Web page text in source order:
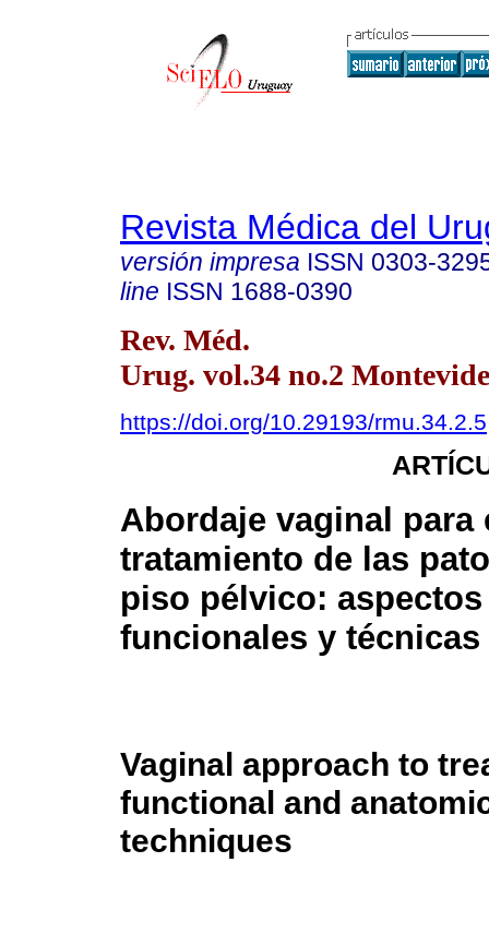
Revista Médica del
versión impresa ISSN 0303-
line ISSN 1688-0390
Rev. Méd.
Urug. vol.34 no.2
https://doi.org/10.29193/rmu.34.2.5
Abordaje vaginal para
tratamiento de las
piso pélvico:
funcionales y
Vaginal approach to
functional and
techniques